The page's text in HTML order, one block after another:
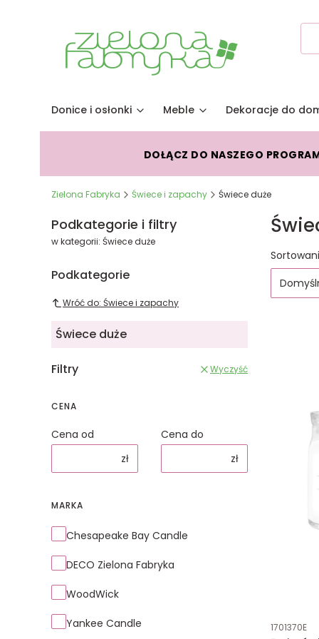
Donice i osłonki Meble Dekoracje do
DOŁĄCZ DO NASZEGO
Zielona Fabryka Świece i zapachy Świece duże
Podkategorie i filtry
w kategorii: Świece duże
Podkategorie
Wróć do: Świece i zapachy
Świece duże
Filtry Wyczyść
CENA
Cena od
zł
Cena do
zł
MARKA
Marka
Chesapeake Bay Candle
DECO Zielona Fabryka
WoodWick
Yankee Candle
Lista
Kod
1701370E